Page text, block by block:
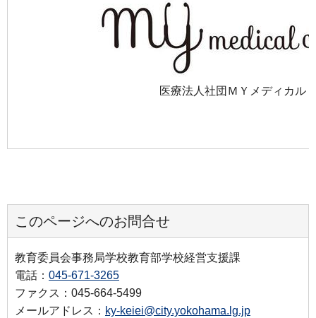
医療法人社団ＭＹメディカル
このページへのお問合せ
教育委員会事務局学校教育部学校経営支援課
電話： 045-671-3265
ファクス：045-664-5499
メールアドレス： ky-keiei@city.yokohama.lg.jp